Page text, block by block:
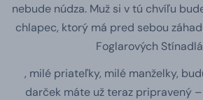
nebude núdza. Muž si v tú chvíľu
chlapec, ktorý má pred sebou
Foglarových
, milé priateľky, milé manželky,
darček máte už teraz pripravený –